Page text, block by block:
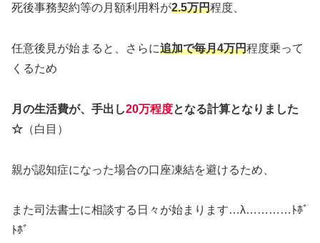
死後事務契約等の月額利用料が2.5万円程度、
任意後見が始まると、さらに追加で毎月4万円程度乗って
くるため
月の生活費が、手出し20万程度となる計算となりました
☆ （白目）
親が認知症になった場合の口座凍結を避けるため、
また司法書士に相談する日々が始まります…λ…………ﾄﾎﾞ
ﾄﾎﾞ